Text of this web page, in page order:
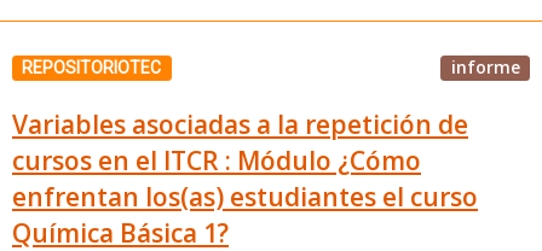
REPOSITORIOTEC informe
Variables asociadas a la repetición de
cursos en el ITCR : Módulo ¿Cómo
enfrentan los(as) estudiantes el curso
Química Básica 1?